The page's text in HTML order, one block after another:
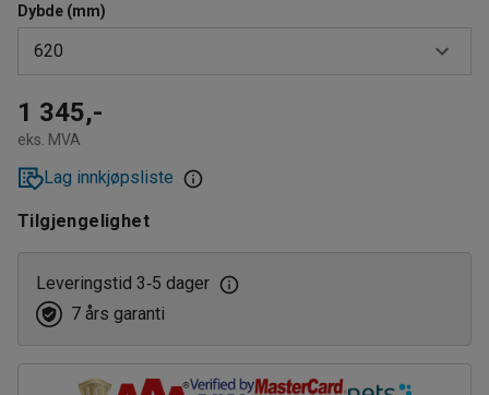
Dybde (mm)
620
620
775
1 345,-
eks. MVA
Lag innkjøpsliste
Tilgjengelighet
Leveringstid 3‑5 dager
7 års garanti